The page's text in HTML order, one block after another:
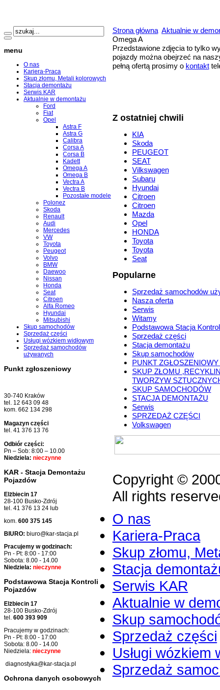
menu
O nas
Kariera-Praca
Skup złomu, Metali kolorowych
Stacja demontażu
Serwis KAR
Aktualnie w demontażu
Ford
Fiat
Opel
Astra F
Astra G
Calibra
Corsa A
Corsa B
Kadett
Omega A
Omega B
Vectra A
Vectra B
Pozostałe modele
Polonez
Skoda
Renault
Audi
Mercedes
VW
Toyota
Peugeot
Volvo
BMW
Daewoo
Nissan
Honda
Seat
Citroen
Alfa Romeo
Hyundai
Mitsubishi
Skup samochodów
Sprzedaż części
Usługi wózkiem widłowym
Sprzedaż samochodów
używanych
Punkt zgłoszeniowy
30-740 Kraków
tel. 12 643 09 48
kom. 662 134 298
Magazyn części
tel. 41 376 13 76
Odbiór części:
Pn – Sob: 8:00 – 10.00
Niedziela: nieczynne
KAR - Stacja Demontażu
Pojazdów
Elżbiecin 17
28-100 Busko-Zdrój
tel. 41 376 13 24 lub
kom. 600 375 145
BIURO: biuro@kar-stacja.pl
Pracujemy w godzinach:
Pn - Pt: 8:00 - 17:00
Sobota: 8.00 - 14.00
Niedziela: nieczynne
Podstawowa Stacja Kontroli
Pojazdów
Elżbiecin 17
28-100 Busko-Zdrój
tel. 600 393 909
Pracujemy w godzinach:
Pn - Pt: 8:00 - 17:00
Sobota: 8.00 - 14.00
Niedziela: nieczynne
diagnostyka@kar-stacja.pl
Ochrona danych osobowych
Strona główna Aktualnie w
Omega A
Przedstawione zdjęcia to tylko
pojazdy można obejrzeć na
pełną ofertą prosimy o kontakt
Z ostatniej chwili
KIA
Skoda
PEUGEOT
SEAT
Vilkswagen
Subaru
Hyundai
Citroen
Citroen
Mazda
Opel
HONDA
Toyota
Toyota
Seat
Popularne
Sprzedaż samochodów
Nasza oferta
Serwis
Witamy
Podstawowa Stacja
Sprzedaż części
Stacja demontażu
Skup samochodów
PUNKT
SKUP ZŁOMU
TWORZYW
SKUP SAMOCHODÓW
STACJA DEMONTAŻU
Serwis
SPRZEDAŻ CZĘŚCI
Volkswagen
Copyright ©
All rights
O nas
Kariera-Praca
Skup złomu,
Stacja
Serwis KAR
Aktualnie w
Skup
Sprzedaż części
Usługi wózkiem
Sprzedaż